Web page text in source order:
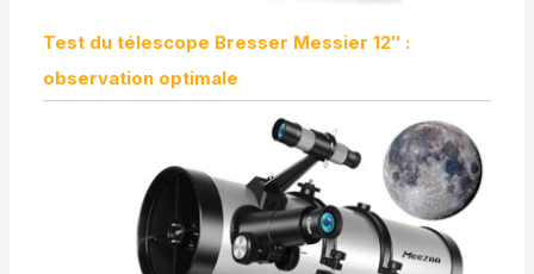
Test du télescope Bresser Messier 12″ :
observation optimale